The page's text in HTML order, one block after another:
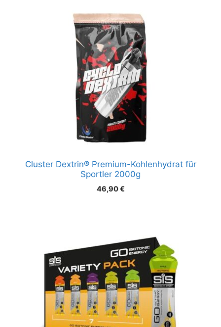
Cluster Dextrin® Premium-Kohlenhydrat für
Sportler 2000g
46,90€